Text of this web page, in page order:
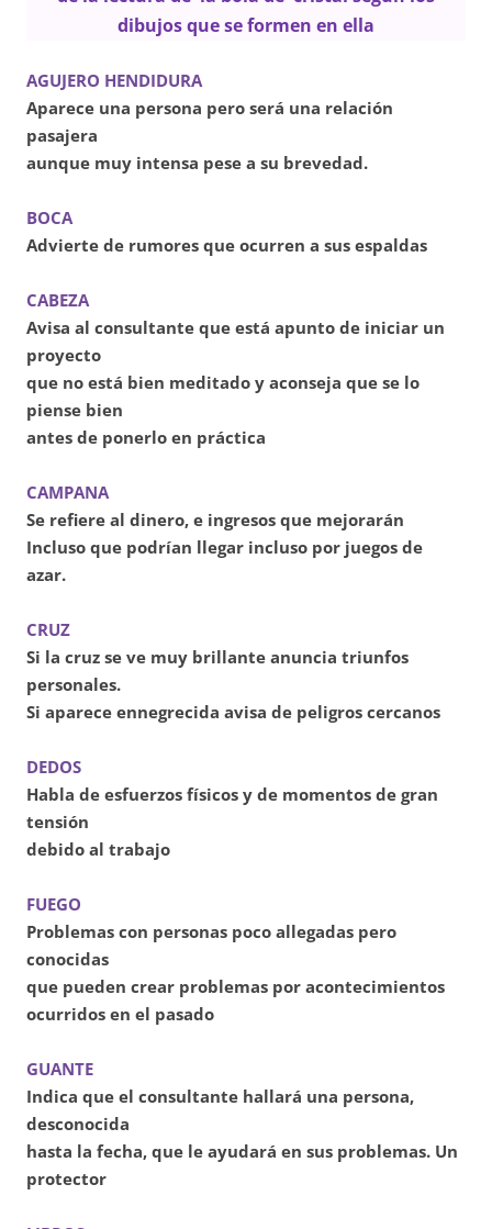
dibujos que se formen en ella
AGUJERO HENDIDURA
Aparece una persona pero será una relación
pasajera
aunque muy intensa pese a su brevedad.
BOCA
Advierte de rumores que ocurren a sus espaldas
CABEZA
Avisa al consultante que está apunto de iniciar un
proyecto
que no está bien meditado y aconseja que se lo
piense bien
antes de ponerlo en práctica
CAMPANA
Se refiere al dinero, e ingresos que mejorarán
Incluso que podrían llegar incluso por juegos de
azar.
CRUZ
Si la cruz se ve muy brillante anuncia triunfos
personales.
Si aparece ennegrecida avisa de peligros cercanos
DEDOS
Habla de esfuerzos físicos y de momentos de gran
tensión
debido al trabajo
FUEGO
Problemas con personas poco allegadas pero
conocidas
que pueden crear problemas por acontecimientos
ocurridos en el pasado
GUANTE
Indica que el consultante hallará una persona,
desconocida
hasta la fecha, que le ayudará en sus problemas. Un
protector